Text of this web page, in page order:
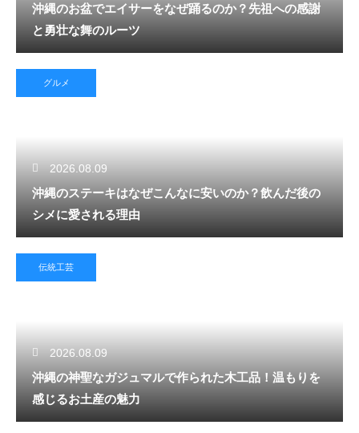
沖縄のお盆でエイサーをなぜ踊るのか？先祖への感謝
と勇壮な舞のルーツ
グルメ
2026.08.09
沖縄のステーキはなぜこんなに安いのか？飲んだ後の
シメに愛される理由
伝統工芸
2026.08.09
沖縄の神聖なガジュマルで作られた木工品！温もりを
感じるお土産の魅力